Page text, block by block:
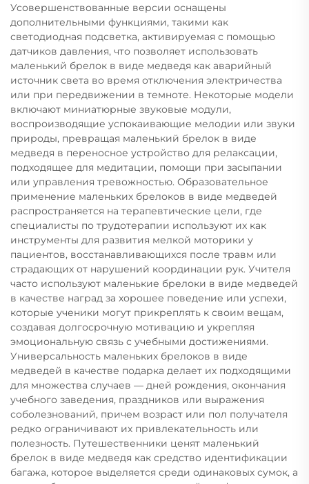
Усовершенствованные версии оснащены
дополнительными функциями, такими как
светодиодная подсветка, активируемая с помощью
датчиков давления, что позволяет использовать
маленький брелок в виде медведя как аварийный
источник света во время отключения электричества
или при передвижении в темноте. Некоторые модели
включают миниатюрные звуковые модули,
воспроизводящие успокаивающие мелодии или звуки
природы, превращая маленький брелок в виде
медведя в переносное устройство для релаксации,
подходящее для медитации, помощи при засыпании
или управления тревожностью. Образовательное
применение маленьких брелоков в виде медведей
распространяется на терапевтические цели, где
специалисты по трудотерапии используют их как
инструменты для развития мелкой моторики у
пациентов, восстанавливающихся после травм или
страдающих от нарушений координации рук. Учителя
часто используют маленькие брелоки в виде медведей
в качестве наград за хорошее поведение или успехи,
которые ученики могут прикреплять к своим вещам,
создавая долгосрочную мотивацию и укрепляя
эмоциональную связь с учебными достижениями.
Универсальность маленьких брелоков в виде
медведей в качестве подарка делает их подходящими
для множества случаев — дней рождения, окончания
учебного заведения, праздников или выражения
соболезнований, причем возраст или пол получателя
редко ограничивают их привлекательность или
полезность. Путешественники ценят маленький
брелок в виде медведя как средство идентификации
багажа, которое выделяется среди одинаковых сумок, а